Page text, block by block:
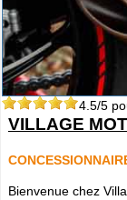
4.5/5
VILLAGE
Bienvenue chez